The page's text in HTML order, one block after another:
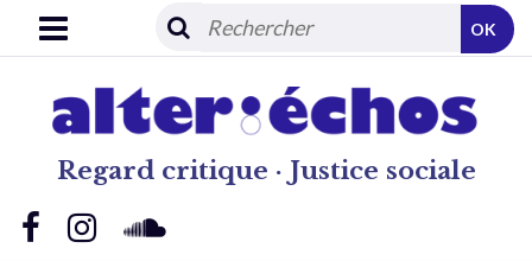
Regard critique · Justice sociale
OK